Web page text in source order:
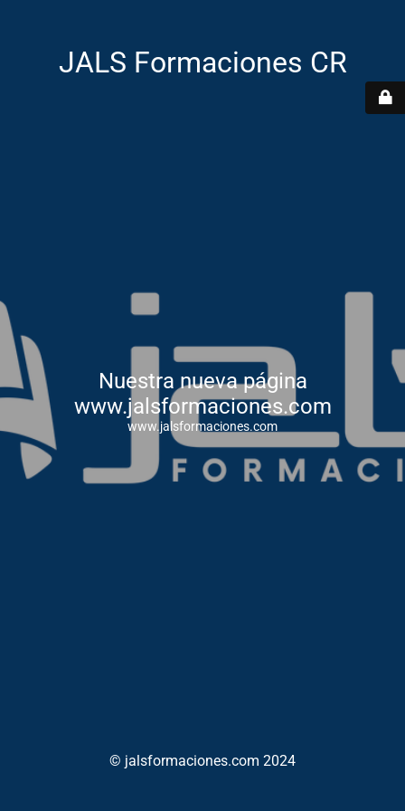
JALS Formaciones CR
Nuestra nueva página
www.jalsformaciones.com
www.jalsformaciones.com
© jalsformaciones.com 2024